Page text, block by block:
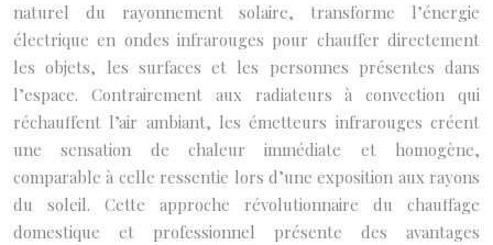
naturel du rayonnement solaire, transforme l’énergie
électrique en ondes infrarouges pour chauffer directement
les objets, les surfaces et les personnes présentes dans
l’espace. Contrairement aux radiateurs à convection qui
réchauffent l’air ambiant, les émetteurs infrarouges créent
une sensation de chaleur immédiate et homogène,
comparable à celle ressentie lors d’une exposition aux rayons
du soleil. Cette approche révolutionnaire du chauffage
domestique et professionnel présente des avantages